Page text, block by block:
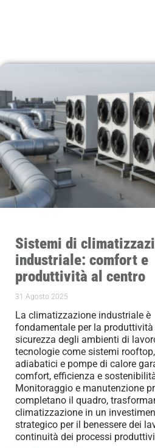
Sistemi di
industriale: comfort e
produttività al centro
31 Agosto 2025
La climatizzazione industriale è
fondamentale per la produttività
sicurezza degli ambienti di
tecnologie come sistemi
adiabatici e pompe di calore
comfort, efficienza e
Monitoraggio e manutenzione
completano il quadro,
climatizzazione in un
strategico per il benessere dei
continuità dei processi